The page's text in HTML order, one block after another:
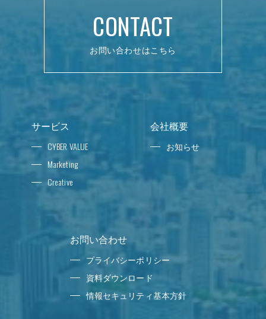
CONTACT
お問い合わせはこちら
サービス
CYBER VALUE
Marketing
Creative
会社概要
お知らせ
お問い合わせ
プライバシーポリシー
資料ダウンロード
情報セキュリティ基本方針